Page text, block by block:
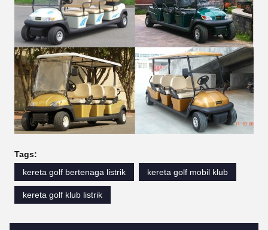
Tags:
kereta golf bertenaga listrik
kereta golf mobil klub
kereta golf klub listrik